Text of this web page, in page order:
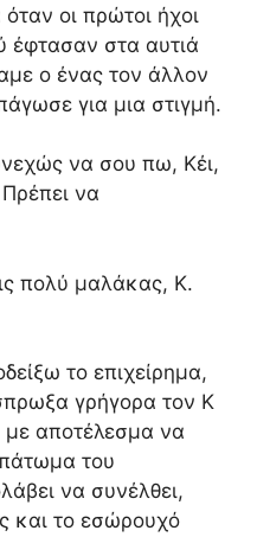
οι πρώτοι ήχοι
έφτασαν στα αυτιά
ο ένας τον άλλον
για μια στιγμή.
να σου πω, Κέι,
να
πολύ μαλάκας, Κ.
το επιχείρημα,
γρήγορα τον Κ
με αποτέλεσμα να
του
να συνέλθει,
και το εσώρουχό